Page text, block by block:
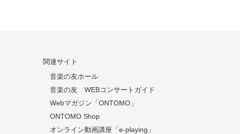
関連サイト
音楽の友ホール
音楽の友 WEBコンサートガイド
Webマガジン「ONTOMO」
ONTOMO Shop
オンライン動画講座「e-playing」